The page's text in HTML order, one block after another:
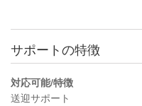
サポートの特徴
対応可能/特徴
送迎サポート